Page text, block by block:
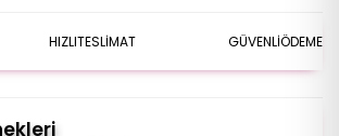
HIZLITESLİMAT GÜVENLİÖDEME